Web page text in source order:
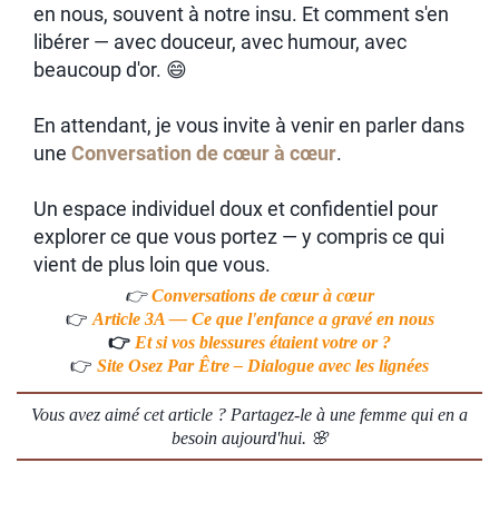
en nous, souvent à notre insu. Et comment s'en
libérer — avec douceur, avec humour, avec
beaucoup d'or. 😄
En attendant, je vous invite à venir en parler dans
une Conversation de cœur à cœur.
Un espace individuel doux et confidentiel pour
explorer ce que vous portez — y compris ce qui
vient de plus loin que vous.
👉Conversations de cœur à cœur
👉Article 3A — Ce que l'enfance a gravé en nous
👉 Et si vos blessures étaient votre or ?
👉 Site Osez Par Être – Dialogue avec les lignées
Vous avez aimé cet article ? Partagez-le à une femme qui en a
besoin aujourd'hui. 🌸